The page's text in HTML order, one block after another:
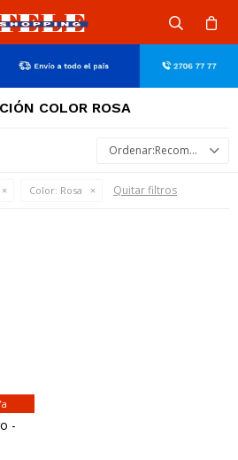
COLOR ROSA
Recomendados
Color: Rosa Quitar filtros
-